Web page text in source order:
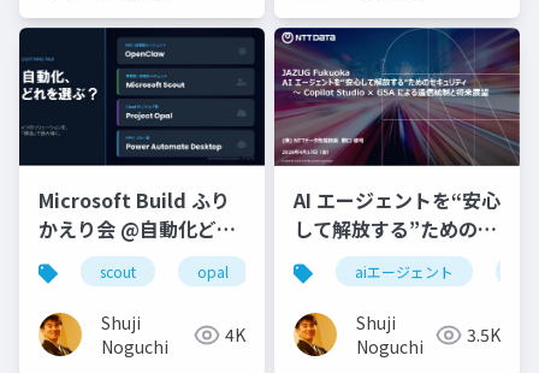
Microsoft Build ふり
かえり会 @自動化どれ
を選ぶ？
OpenClaw/Scout/Opal/PAD
徹底比較
scout opal powerautomatedesktop
Shuji
Noguchi
4K
AI エージェントを“安心
して解放する”ためのセ
キュリティ ～ Copilot
Studio × GSA による
通信統制と将来展望
aiエージェント
Shuji
Noguchi
3.5K